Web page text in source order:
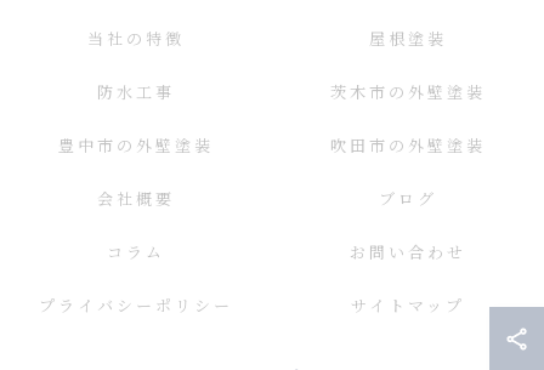
当社の特徴 屋根塗装
防水工事 茨木市の外壁塗装
豊中市の外壁塗装 吹田市の外壁塗装
会社概要 ブログ
コラム お問い合わせ
プライバシーポリシー サイトマップ